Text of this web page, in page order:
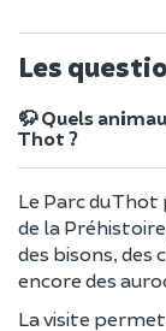
Les
🦬 Quels
Thot ?
Le Parc du
de la
des bisons, des
encore des
La visite